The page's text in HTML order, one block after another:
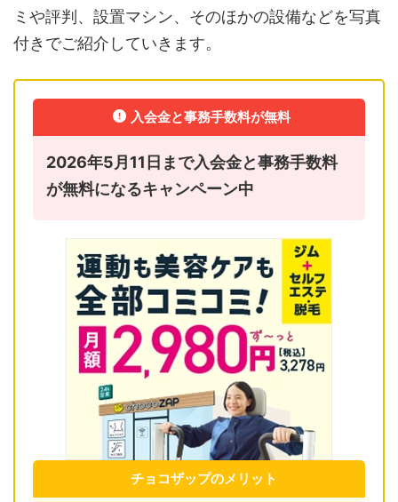
ミや評判、設置マシン、そのほかの設備などを写真
付きでご紹介していきます。
入会金と事務手数料が無料
2026年5月11日まで入会金と事務手数料
が無料になるキャンペーン中
チョコザップのメリット